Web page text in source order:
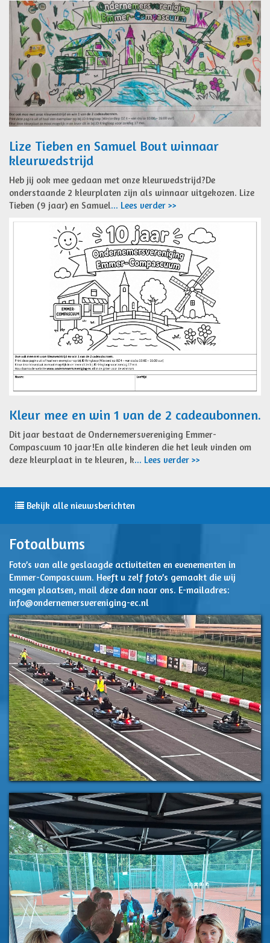
Lize Tieben en Samuel Bout winnaar
kleurwedstrijd
Heb jij ook mee gedaan met onze kleurwedstrijd?De
onderstaande 2 kleurplaten zijn als winnaar uitgekozen. Lize
Tieben (9 jaar) en Samuel... Lees verder >>
Kleur mee en win 1 van de 2 cadeaubonnen.
Dit jaar bestaat de Ondernemersvereniging Emmer-
Compascuum 10 jaar!En alle kinderen die het leuk vinden om
deze kleurplaat in te kleuren, k... Lees verder >>
Bekijk alle nieuwsberichten
Fotoalbums
Foto’s van alle geslaagde activiteiten en evenementen in
Emmer-Compascuum. Heeft u zelf foto’s gemaakt die wij
mogen plaatsen, mail deze dan naar ons. E-mailadres:
info@ondernemersvereniging-ec.nl